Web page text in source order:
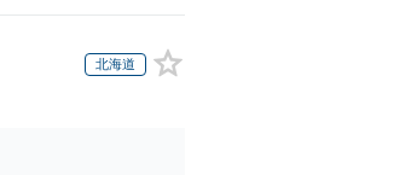
北海道